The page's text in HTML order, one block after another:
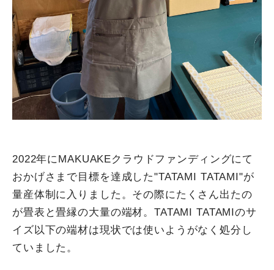
2022年にMAKUAKEクラウドファンディングにて
おかげさまで目標を達成した"TATAMI TATAMI"が
量産体制に入りました。その際にたくさん出たの
が畳表と畳縁の大量の端材。TATAMI TATAMIのサ
イズ以下の端材は現状では使いようがなく処分し
ていました。